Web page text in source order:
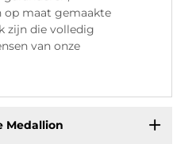
op maat gemaakte
zijn die volledig
van onze
Medallion